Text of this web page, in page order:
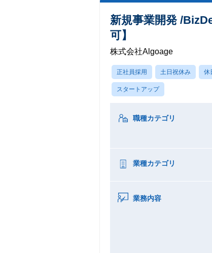
新規事業開発 /
可】
株式会社Algoage
正社員採用 土日祝休み 休
スタートアップ
職種カテゴリ
業種カテゴリ
業務内容